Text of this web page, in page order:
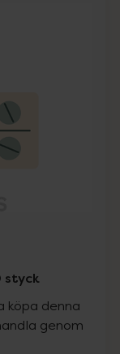
styck
köpa denna
genom